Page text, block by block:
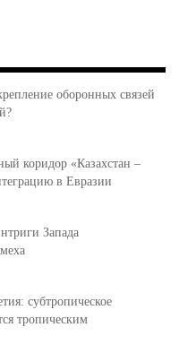
оборонных связей
коридор «Казахстан –
в Евразии
Запада
субтропическое
тропическим